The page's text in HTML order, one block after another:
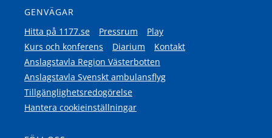
GENVÄGAR
Hitta på 1177.se
Pressrum
Play
Kurs och konferens
Diarium
Kontakt
Anslagstavla Region Västerbotten
Anslagstavla Svenskt ambulansflyg
Tillgänglighetsredogörelse
Hantera cookieinställningar